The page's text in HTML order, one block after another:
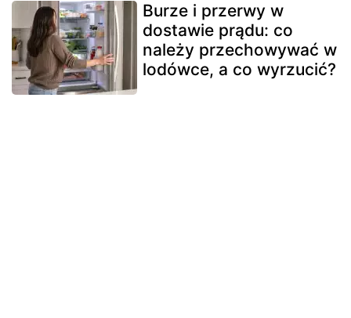
Burze i przerwy w
dostawie prądu: co
należy przechowywać w
lodówce, a co wyrzucić?